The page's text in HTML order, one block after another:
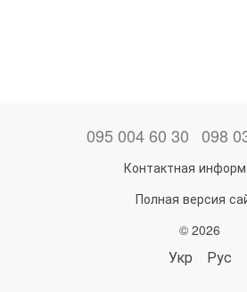
095 004 60 30 098
Контактная
Полная версия
© 2026
Укр Рус